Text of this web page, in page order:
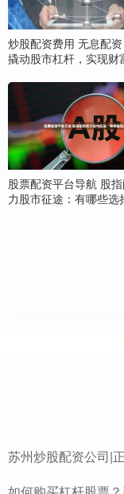
炒股配资费用 无息配
撬动股市杠杆，实现财
股票配资平台导航 股
力股市征途：有哪些选
苏州炒股配资公司|